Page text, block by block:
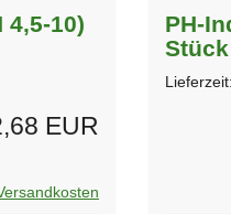
10)
EUR
PH-
Stück
Lieferzeit: